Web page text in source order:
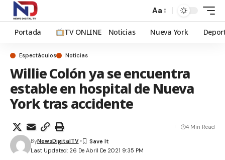
Aa
Portada TV ONLINE Noticias Nueva York
Espectáculos Noticias
Willie Colón ya se encuentra
estable en hospital de Nueva
York tras accidente
Last Updated: 26 De Abril De 2021 9:35 PM
ByNewsDigitalTV
4 Min Read